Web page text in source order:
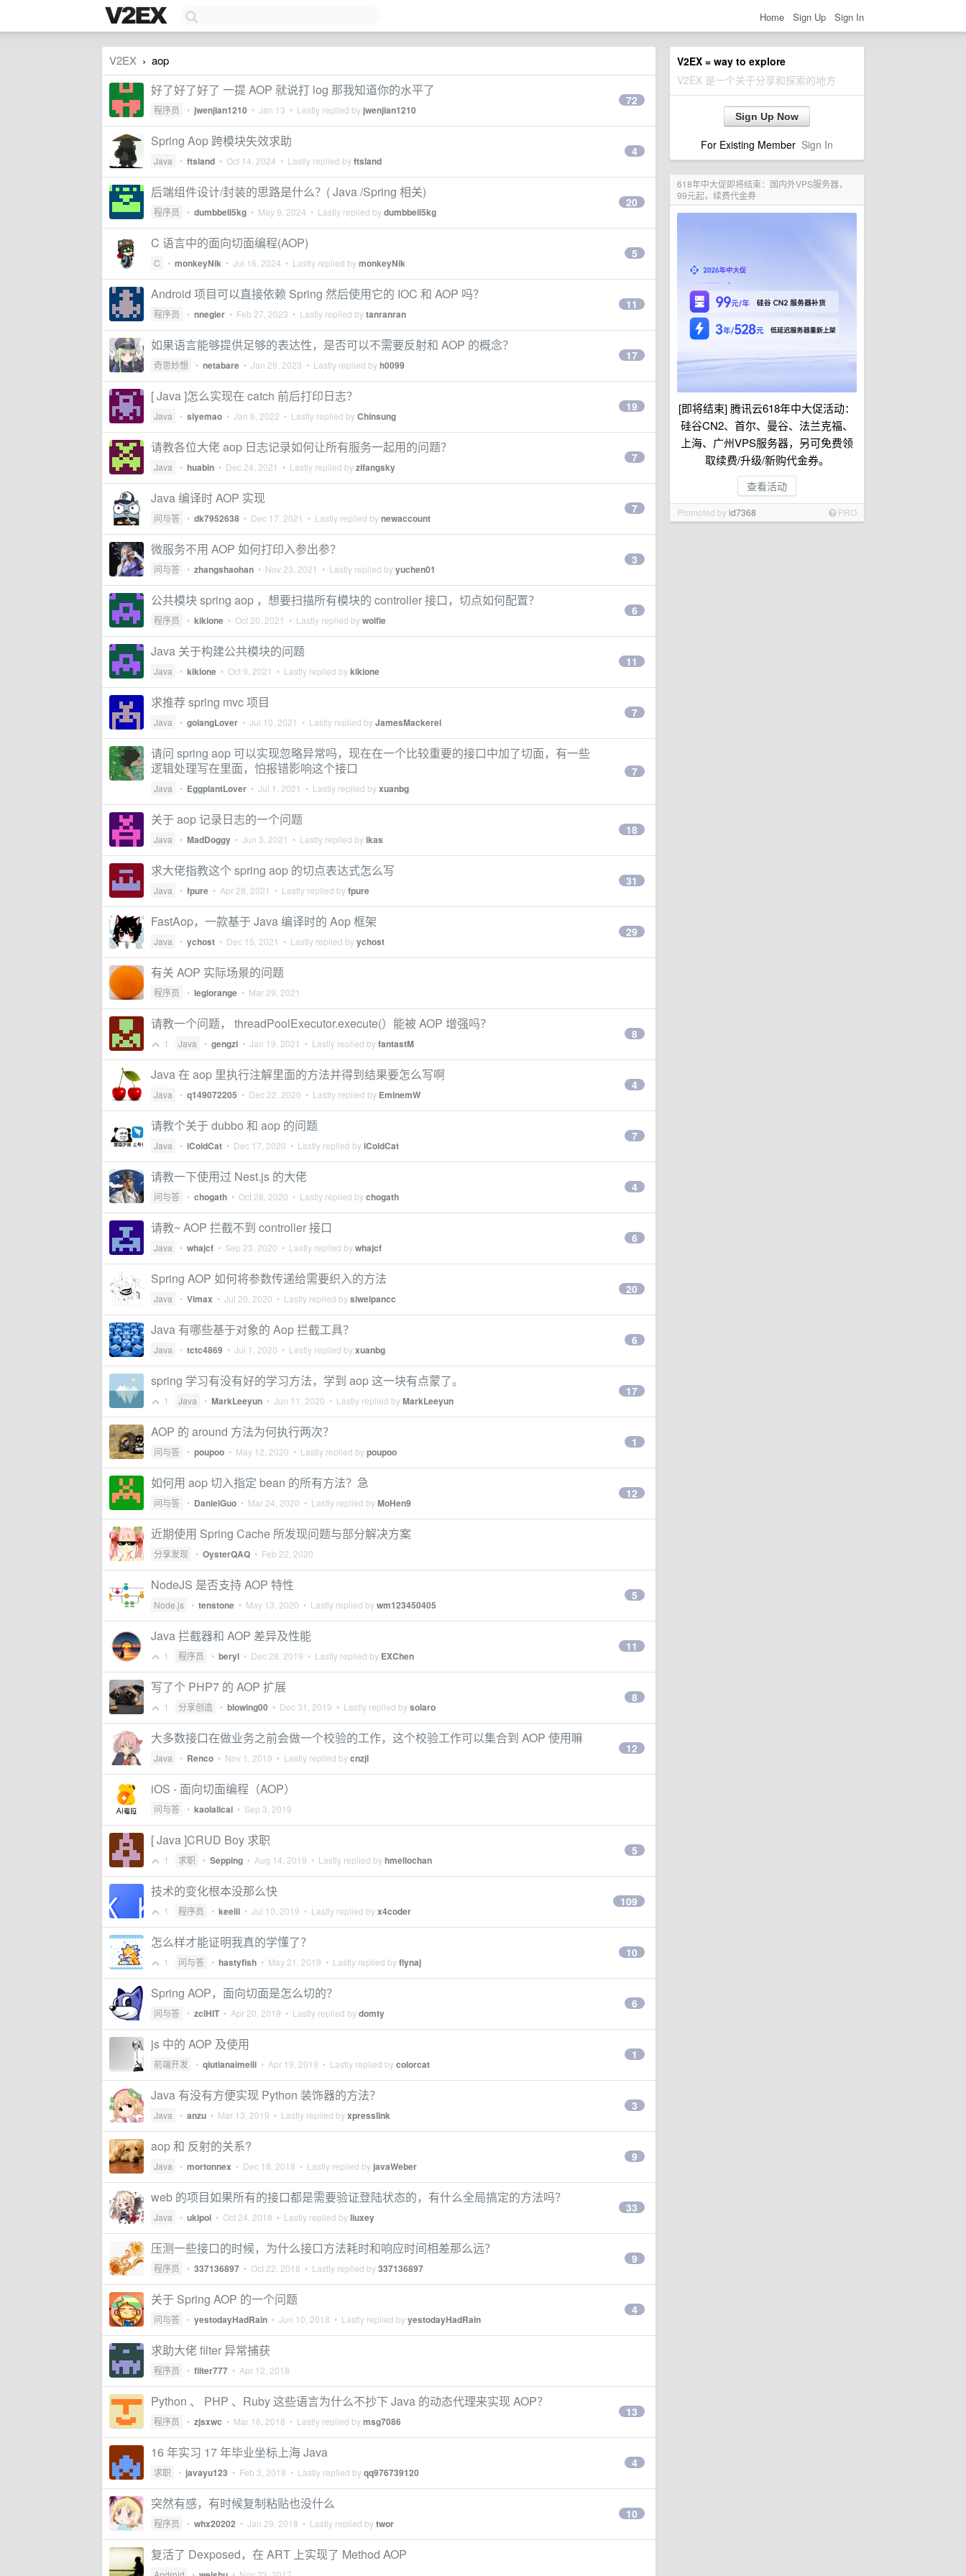
Home Sign Up Sign In
V2EX = way to explore
V2EX 是一个关于分享和探索的地方
Sign Up Now
For Existing Member Sign In
618年中大促即将结束：国内外VPS服务器，
99元起，续费代金券
[即将结束] 腾讯云618年中大促活动：
硅谷CN2、首尔、曼谷、法兰克福、
上海、广州VPS服务器，另可免费领
取续费/升级/新购代金券。
查看活动
Promoted byid7368 PRO
V2EX › aop
好了好了好了 一提 AOP 就说打 log 那我知道你的水平了
程序员 • jwenjian1210 • Jan 13 • Lastly replied by jwenjian1210
72
Spring Aop 跨模块失效求助
Java • ftsland • Oct 14, 2024 • Lastly replied byftsland
4
后端组件设计/封装的思路是什么？( Java /Spring 相关)
程序员 • dumbbell5kg • May 9, 2024 • Lastly replied bydumbbell5kg
20
C 语言中的面向切面编程(AOP)
C • monkeyNik • Jul 16, 2024 • Lastly replied bymonkeyNik
5
Android 项目可以直接依赖 Spring 然后使用它的 IOC 和 AOP 吗？
程序员 • nnegier • Feb 27, 2023 • Lastly replied bytanranran
11
如果语言能够提供足够的表达性，是否可以不需要反射和 AOP 的概念？
奇思妙想 • netabare • Jan 29, 2023 • Lastly replied byh0099
17
[ Java ]怎么实现在 catch 前后打印日志？
Java • siyemao • Jan 6, 2022 • Lastly replied byChinsung
19
请教各位大佬 aop 日志记录如何让所有服务一起用的问题？
Java • huabin • Dec 24, 2021 • Lastly replied byzifangsky
7
Java 编译时 AOP 实现
问与答 • dk7952638 • Dec 17, 2021 • Lastly replied bynewaccount
7
微服务不用 AOP 如何打印入参出参？
问与答 • zhangshaohan • Nov 23, 2021 • Lastly replied byyuchen01
3
公共模块 spring aop ，想要扫描所有模块的 controller 接口，切点如何配置？
程序员 • kikione • Oct 20, 2021 • Lastly replied bywolfie
6
Java 关于构建公共模块的问题
Java • kikione • Oct 9, 2021 • Lastly replied bykikione
11
求推荐 spring mvc 项目
Java • golangLover • Jul 10, 2021 • Lastly replied byJamesMackerel
7
请问 spring aop 可以实现忽略异常吗，现在在一个比较重要的接口中加了切面，有一些
逻辑处理写在里面，怕报错影响这个接口
Java • EggplantLover • Jul 1, 2021 • Lastly replied byxuanbg
7
关于 aop 记录日志的一个问题
Java • MadDoggy • Jun 3, 2021 • Lastly replied byikas
18
求大佬指教这个 spring aop 的切点表达式怎么写
Java • fpure • Apr 28, 2021 • Lastly replied byfpure
31
FastAop，一款基于 Java 编译时的 Aop 框架
Java • ychost • Dec 15, 2021 • Lastly replied byychost
29
有关 AOP 实际场景的问题
程序员 • legiorange • Mar 29, 2021
请教一个问题， threadPoolExecutor.execute(）能被 AOP 增强吗？
1 Java • gengzi • Jan 19, 2021 • Lastly replied byfantastM
8
Java 在 aop 里执行注解里面的方法并得到结果要怎么写啊
Java • q149072205 • Dec 22, 2020 • Lastly replied by EminemW
4
请教个关于 dubbo 和 aop 的问题
Java • iColdCat • Dec 17, 2020 • Lastly replied byiColdCat
7
请教一下使用过 Nest.js 的大佬
问与答 • chogath • Oct 28, 2020 • Lastly replied bychogath
4
请教~ AOP 拦截不到 controller 接口
Java • whajcf • Sep 23, 2020 • Lastly replied bywhajcf
6
Spring AOP 如何将参数传递给需要织入的方法
Java • Vimax • Jul 20, 2020 • Lastly replied bysiweipancc
20
Java 有哪些基于对象的 Aop 拦截工具？
Java • tctc4869 • Jul 1, 2020 • Lastly replied byxuanbg
6
spring 学习有没有好的学习方法，学到 aop 这一块有点蒙了。
1 Java • MarkLeeyun • Jun 11, 2020 • Lastly replied byMarkLeeyun
17
AOP 的 around 方法为何执行两次？
问与答 • poupoo • May 12, 2020 • Lastly replied bypoupoo
1
如何用 aop 切入指定 bean 的所有方法？急
问与答 • DanielGuo • Mar 24, 2020 • Lastly replied byMoHen9
12
近期使用 Spring Cache 所发现问题与部分解决方案
分享发现 • OysterQAQ • Feb 22, 2020
NodeJS 是否支持 AOP 特性
Node.js • tenstone • May 13, 2020 • Lastly replied bywm123450405
5
Java 拦截器和 AOP 差异及性能
1 程序员 • beryl • Dec 28, 2019 • Lastly replied by EXChen
11
写了个 PHP7 的 AOP 扩展
1 分享创造 • blowing00 • Dec 31, 2019 • Lastly replied bysolaro
8
大多数接口在做业务之前会做一个校验的工作，这个校验工作可以集合到 AOP 使用嘛
Java • Renco • Nov 1, 2019 • Lastly replied bycnzjl
12
iOS - 面向切面编程（AOP）
问与答 • kaolalicai • Sep 3, 2019
[ Java ]CRUD Boy 求职
1 求职 • Sepping • Aug 14, 2019 • Lastly replied byhmellochan
5
技术的变化根本没那么快
1 程序员 • keelii • Jul 10, 2019 • Lastly replied byx4coder
109
怎么样才能证明我真的学懂了？
1 问与答 • hastyfish • May 21, 2019 • Lastly replied byflynaj
10
Spring AOP，面向切面是怎么切的？
问与答 • zclHIT • Apr 20, 2019 • Lastly replied bydomty
6
js 中的 AOP 及使用
前端开发 • qiutianaimeili • Apr 19, 2019 • Lastly replied bycolorcat
1
Java 有没有方便实现 Python 装饰器的方法？
Java • anzu • Mar 13, 2019 • Lastly replied byxpresslink
3
aop 和 反射的关系?
Java • mortonnex • Dec 18, 2018 • Lastly replied by javaWeber
9
web 的项目如果所有的接口都是需要验证登陆状态的，有什么全局搞定的方法吗？
Java • ukipoi • Oct 24, 2018 • Lastly replied byliuxey
33
压测一些接口的时候，为什么接口方法耗时和响应时间相差那么远？
程序员 • 337136897 • Oct 22, 2018 • Lastly replied by337136897
9
关于 Spring AOP 的一个问题
问与答 • yestodayHadRain • Jun 10, 2018 • Lastly replied byyestodayHadRain
4
求助大佬 filter 异常捕获
程序员 • filter777 • Apr 12, 2018
Python 、 PHP 、Ruby 这些语言为什么不抄下 Java 的动态代理来实现 AOP？
程序员 • zjsxwc • Mar 16, 2018 • Lastly replied bymsg7086
13
16 年实习 17 年毕业坐标上海 Java
求职 • javayu123 • Feb 3, 2018 • Lastly replied byqq976739120
4
突然有感，有时候复制粘贴也没什么
程序员 • whx20202 • Jan 29, 2018 • Lastly replied bytwor
10
复活了 Dexposed，在 ART 上实现了 Method AOP